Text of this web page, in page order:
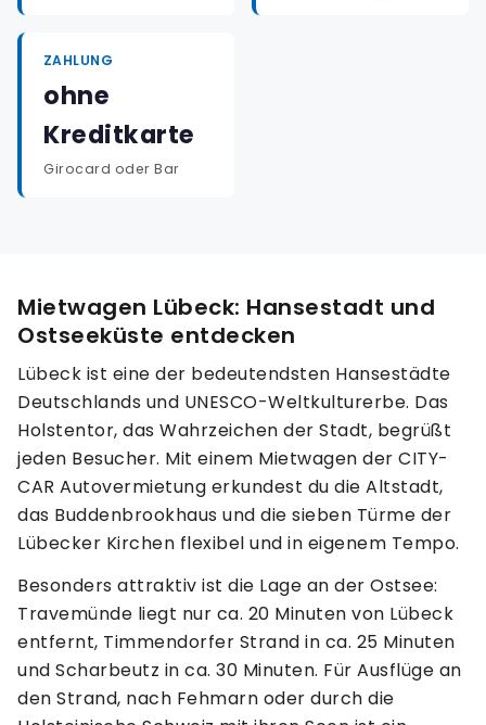
ZAHLUNG
ohne
Kreditkarte
Girocard oder Bar
Mietwagen Lübeck: Hansestadt und
Ostseeküste entdecken
Lübeck ist eine der bedeutendsten Hansestädte
Deutschlands und UNESCO-Weltkulturerbe. Das
Holstentor, das Wahrzeichen der Stadt, begrüßt
jeden Besucher. Mit einem Mietwagen der CITY-
CAR Autovermietung erkundest du die Altstadt,
das Buddenbrookhaus und die sieben Türme der
Lübecker Kirchen flexibel und in eigenem Tempo.
Besonders attraktiv ist die Lage an der Ostsee:
Travemünde liegt nur ca. 20 Minuten von Lübeck
entfernt, Timmendorfer Strand in ca. 25 Minuten
und Scharbeutz in ca. 30 Minuten. Für Ausflüge an
den Strand, nach Fehmarn oder durch die